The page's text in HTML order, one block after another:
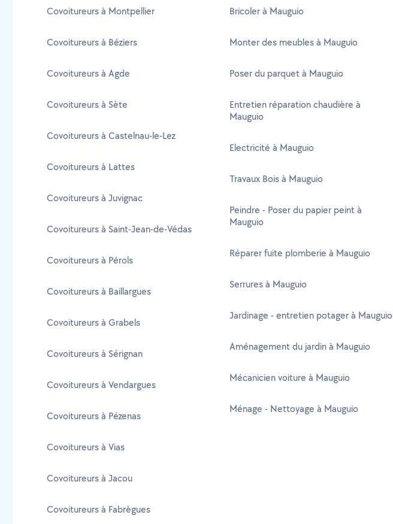
Covoitureurs à Montpellier
Covoitureurs à Béziers
Covoitureurs à Agde
Covoitureurs à Sète
Covoitureurs à Castelnau-le-Lez
Covoitureurs à Lattes
Covoitureurs à Juvignac
Covoitureurs à Saint-Jean-de-Védas
Covoitureurs à Pérols
Covoitureurs à Baillargues
Covoitureurs à Grabels
Covoitureurs à Sérignan
Covoitureurs à Vendargues
Covoitureurs à Pézenas
Covoitureurs à Vias
Covoitureurs à Jacou
Covoitureurs à Fabrègues
Bricoler à Mauguio
Monter des meubles à Mauguio
Poser du parquet à Mauguio
Entretien réparation chaudière à
Mauguio
Electricité à Mauguio
Travaux Bois à Mauguio
Peindre - Poser du papier peint à
Mauguio
Réparer fuite plomberie à Mauguio
Serrures à Mauguio
Jardinage - entretien potager à Mauguio
Aménagement du jardin à Mauguio
Mécanicien voiture à Mauguio
Ménage - Nettoyage à Mauguio